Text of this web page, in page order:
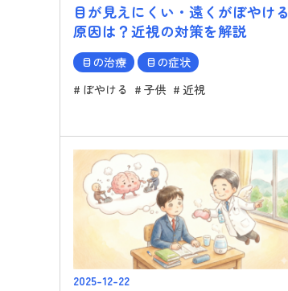
目が見えにくい・遠くがぼやける
原因は？近視の対策を解説
目の治療
目の症状
ぼやける
子供 近視
2025-12-22